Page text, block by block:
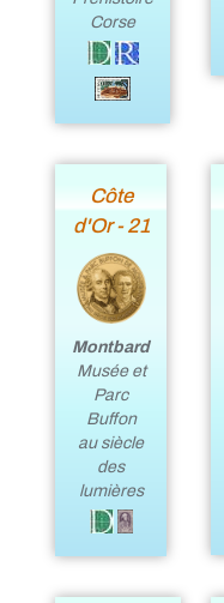
Corse
Côte
d'Or - 21
Montbard
Musée et
Parc
Buffon
au siècle
des
lumières